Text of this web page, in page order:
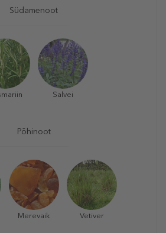
Südamenoot
Salvei
Põhinoot
Merevaik Vetiver